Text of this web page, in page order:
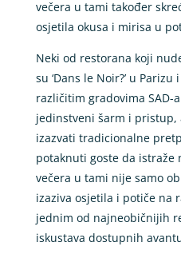
večera u tami također
osjetila okusa i mirisa u
Neki od restorana koji
su ‘Dans le Noir?’ u Parizu
različitim gradovima SAD-
jedinstveni šarm i
izazvati tradicionalne
potaknuti goste da istraže
večera u tami nije samo
izaziva osjetila i potiče na
jednim od najneobičnijih
iskustava dostupnih